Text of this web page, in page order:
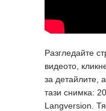
Разгледайте
видеото,
за детайлите,
тази снимка:
Langversion.